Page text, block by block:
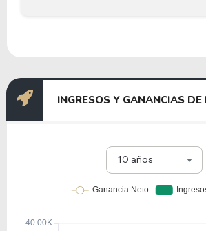
INGRESOS Y GANANCIAS DE
10 años